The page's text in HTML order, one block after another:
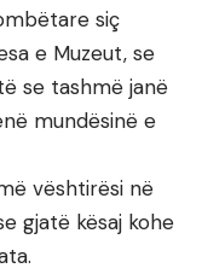
siç
e Muzeut, se
se tashmë janë
mundësinë e
vështirësi në
gjatë kësaj kohe